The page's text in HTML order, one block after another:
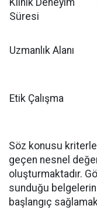
Klinik Deneyim
Süresi
Uzmanlık Alanı
Etik Çalışma
Söz konusu
geçen nesnel
oluşturmaktadır.
sunduğu
başlangıç